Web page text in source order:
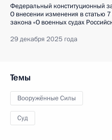
Федеральный конституционный
О внесении изменения в статью
закона «О военных судах
29 декабря 2025 года
Темы
Вооружённые Силы
Суд